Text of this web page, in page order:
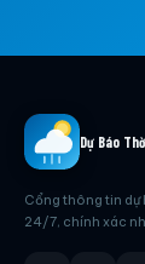
Dự Báo
Cổng thông tin dự
24/7, chính xác